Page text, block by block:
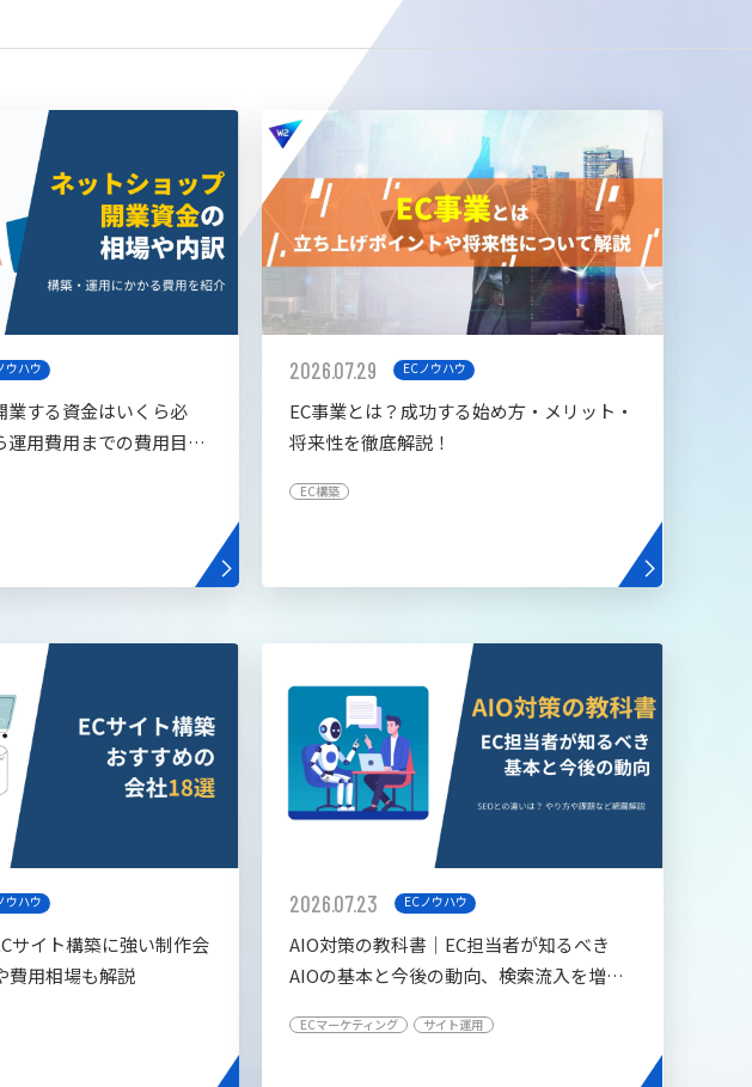
ウハウ
業する資金はいくら必
運用費用までの費用目安
2026.07.29 ECノウハウ
EC事業とは？成功する始め方・メリット・
将来性を徹底解説！
EC構築
ウハウ
サイト構築に強い制作会
費用相場も解説
2026.07.23 ECノウハウ
AIO対策の教科書│EC担当者が知るべき
AIOの基本と今後の動向、検索流入を増や
ECマーケティング サイト運用